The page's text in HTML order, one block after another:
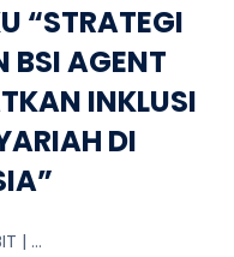
“STRATEGI
BSI AGENT
INKLUSI
DI
| ...